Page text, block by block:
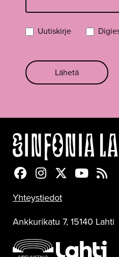
Uutiskirje
Lähetä
Sinfonia Lahti
Sinfonia Lahti
SinfoniaSinfonia
Yhteystiedot
Ankkurikatu 7, 15140 Lahti